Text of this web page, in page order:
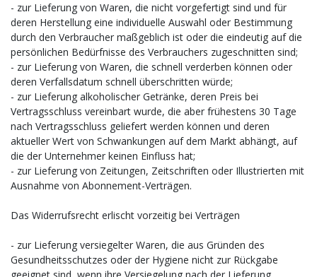
- zur Lieferung von Waren, die nicht vorgefertigt sind und für
deren Herstellung eine individuelle Auswahl oder Bestimmung
durch den Verbraucher maßgeblich ist oder die eindeutig auf die
persönlichen Bedürfnisse des Verbrauchers zugeschnitten sind;
- zur Lieferung von Waren, die schnell verderben können oder
deren Verfallsdatum schnell überschritten würde;
- zur Lieferung alkoholischer Getränke, deren Preis bei
Vertragsschluss vereinbart wurde, die aber frühestens 30 Tage
nach Vertragsschluss geliefert werden können und deren
aktueller Wert von Schwankungen auf dem Markt abhängt, auf
die der Unternehmer keinen Einfluss hat;
- zur Lieferung von Zeitungen, Zeitschriften oder Illustrierten mit
Ausnahme von Abonnement-Verträgen.
Das Widerrufsrecht erlischt vorzeitig bei Verträgen
- zur Lieferung versiegelter Waren, die aus Gründen des
Gesundheitsschutzes oder der Hygiene nicht zur Rückgabe